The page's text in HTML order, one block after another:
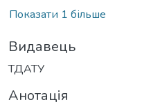
Показати 1 більше
Видавець
ТДАТУ
Анотація